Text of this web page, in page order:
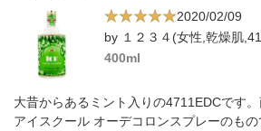
2020/02/09
by １２３４(女性,乾燥肌
400ml
大昔からあるミント入りの4711EDCです
アイスクール オーデコロンスプレーのも